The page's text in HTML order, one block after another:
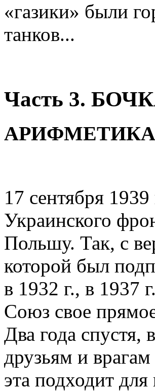
«газики» были
танков...
Часть 3.
17 сентября
Украинского
Польшу. Так, с
которой был
в 1932 г., в 1937
Союз свое
Два года спустя,
друзьям и
эта подходит для